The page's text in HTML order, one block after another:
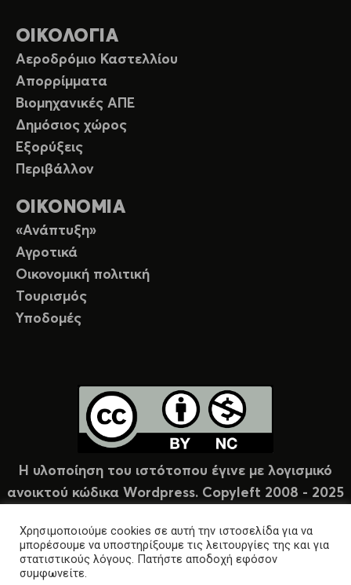
ΟΙΚΟΛΟΓΙΑ
Αεροδρόμιο Καστελλίου
Απορρίμματα
Βιομηχανικές ΑΠΕ
Δημόσιος χώρος
Εξορύξεις
Περιβάλλον
ΟΙΚΟΝΟΜΙΑ
«Ανάπτυξη»
Αγροτικά
Οικονομική πολιτική
Τουρισμός
Υποδομές
Η υλοποίηση του ιστότοπου έγινε με λογισμικό
ανοικτού κώδικα Wordpress. Copyleft 2008 - 2025
Χρησιμοποιούμε cookies σε αυτή την ιστοσελίδα για να
μπορέσουμε να υποστηρίξουμε τις λειτουργίες της και για
στατιστικούς λόγους. Πατήστε αποδοχή εφόσον
συμφωνείτε.